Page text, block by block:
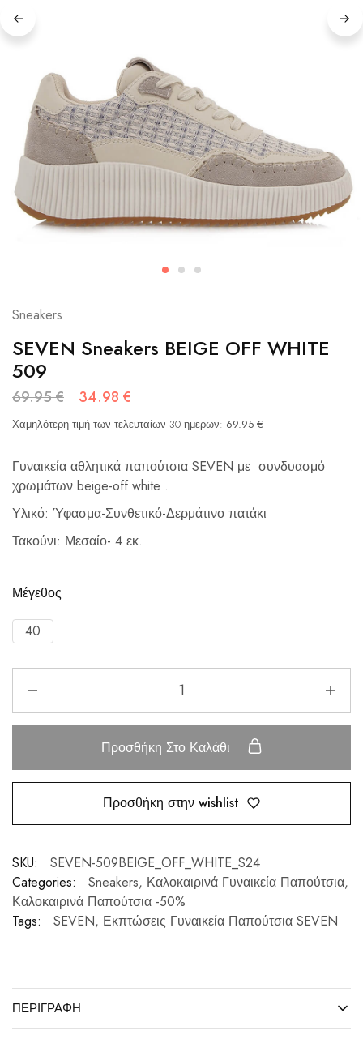
Sneakers
SEVEN Sneakers BEIGE OFF WHITE
509
69.95€ 34.98 €
Χαμηλότερη τιμή των τελευταίων 30 ημερων: 69.95 €
Γυναικεία αθλητικά παπούτσια SEVEN με συνδυασμό
χρωμάτων beige-off white .
Υλικό: Ύφασμα-Συνθετικό-Δερμάτινο πατάκι
Τακούνι: Μεσαίο- 4 εκ.
Μέγεθος
40
Προσθήκη Στο Καλάθι
Προσθήκη στην wishlist
SKU:
SEVEN-509BEIGE_OFF_WHITE_S24
Categories:
Sneakers, Καλοκαιρινά Γυναικεία Παπούτσια,
Καλοκαιρινά Παπούτσια -50%
Tags:
SEVEN, Εκπτώσεις Γυναικεία Παπούτσια SEVEN
ΠΕΡΙΓΡΑΦΉ